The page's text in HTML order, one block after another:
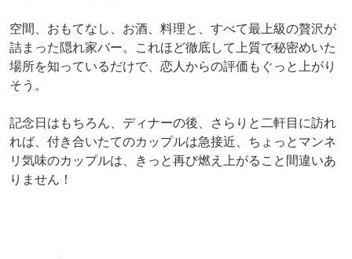
空間、おもてなし、お酒、料理と、すべて最上級の贅沢が
詰まった隠れ家バー。これほど徹底して上質で秘密めいた
場所を知っているだけで、恋人からの評価もぐっと上がり
そう。
記念日はもちろん、ディナーの後、さらりと二軒目に訪れ
れば、付き合いたてのカップルは急接近、ちょっとマンネ
リ気味のカップルは、きっと再び燃え上がること間違いあ
りません！